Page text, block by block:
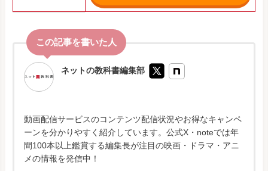
ネットの教科書編集部
動画配信サービスのコンテンツ配信状況やお得なキャンペ
ーンを分かりやすく紹介しています。公式X・noteでは年
間100本以上鑑賞する編集長が注目の映画・ドラマ・アニ
メの情報を発信中！